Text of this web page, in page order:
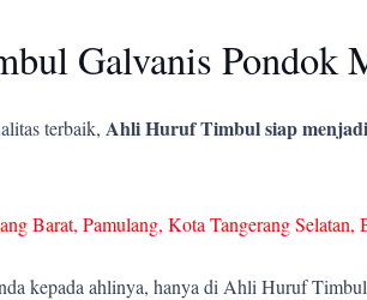
Galvanis Pondok
terbaik, Ahli Huruf Timbul siap
Barat, Pamulang, Kota Tangerang Selatan,
kepada ahlinya, hanya di Ahli Huruf